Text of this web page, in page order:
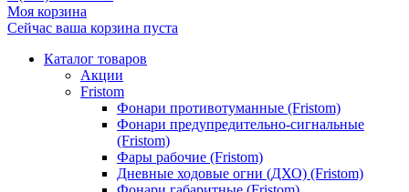
Моя корзина
Сейчас ваша корзина пуста
Каталог товаров
Акции
Fristom
Фонари противотуманные (Fristom)
Фонари предупредительно-сигнальные
(Fristom)
Фары рабочие (Fristom)
Дневные ходовые огни (ДХО) (Fristom)